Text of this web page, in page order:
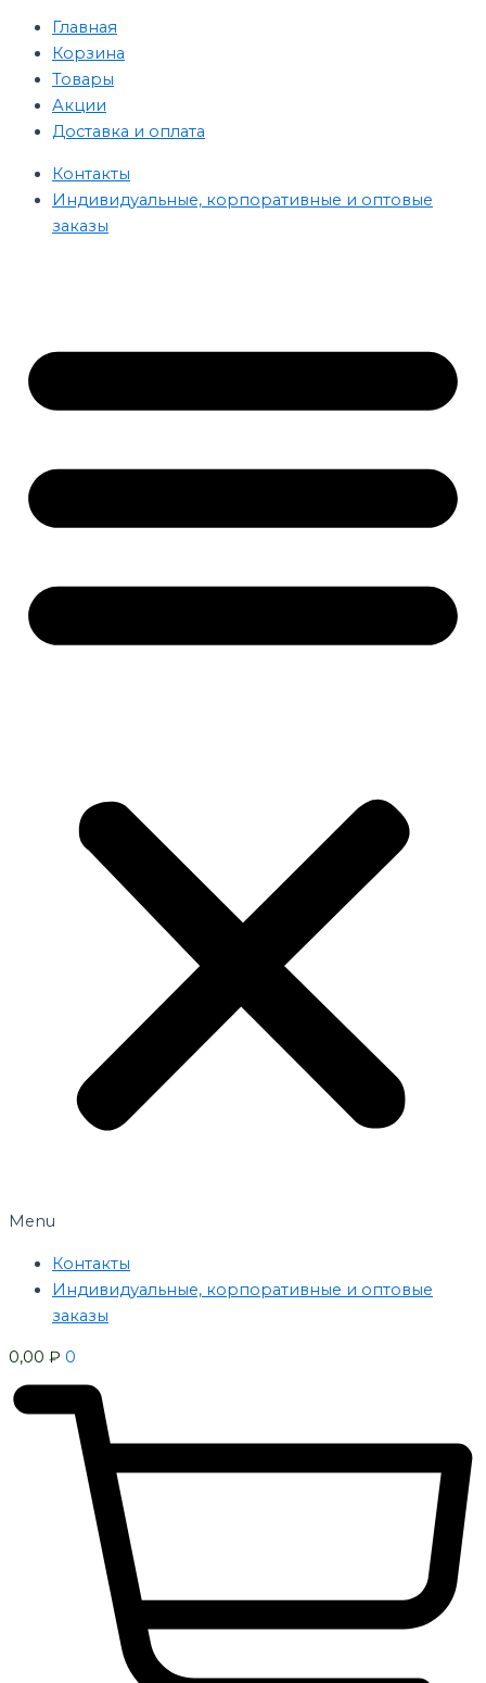
Главная
Корзина
Товары
Акции
Доставка и оплата
Контакты
Индивидуальные, корпоративные и оптовые
заказы
Menu
Контакты
Индивидуальные, корпоративные и оптовые
заказы
0,00 ₽ 0